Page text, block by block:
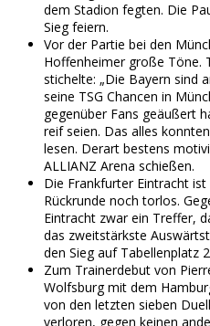
dem Stadion fegten. Die
Sieg feiern.
Vor der Partie bei den
Hoffenheimer große Töne.
stichelte: „Die Bayern sind
seine TSG Chancen in
gegenüber Fans geäußert
reif seien. Das alles
lesen. Derart bestens
ALLIANZ Arena schießen.
Die Frankfurter Eintracht
Rückrunde noch torlos.
Eintracht zwar ein Treffer,
das zweitstärkste
den Sieg auf Tabellenplatz
Zum Trainerdebut von
Wolfsburg mit dem
von den letzten sieben
verloren, gegen keinen